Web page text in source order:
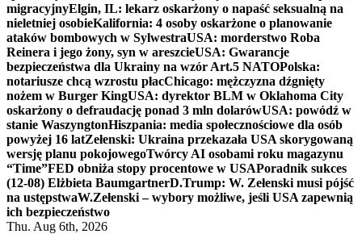
migracyjnyElgin, IL: lekarz oskarżony o napaść seksualną na
nieletniej osobieKalifornia: 4 osoby oskarżone o planowanie
ataków bombowych w SylwestraUSA: morderstwo Roba
Reinera i jego żony, syn w areszcieUSA: Gwarancje
bezpieczeństwa dla Ukrainy na wzór Art.5 NATOPolska:
notariusze chcą wzrostu płacChicago: mężczyzna dźgnięty
nożem w Burger KingUSA: dyrektor BLM w Oklahoma City
oskarżony o defraudację ponad 3 mln dolarówUSA: powódź w
stanie WaszyngtonHiszpania: media społecznościowe dla osób
powyżej 16 latZełenski: Ukraina przekazała USA skorygowaną
wersję planu pokojowegoTwórcy AI osobami roku magazynu
“Time”FED obniża stopy procentowe w USAPoradnik sukces
(12-08) Elżbieta BaumgartnerD.Trump: W. Zełenski musi pójść
na ustępstwaW.Zełenski – wybory możliwe, jeśli USA zapewnią
ich bezpieczeństwo
Thu. Aug 6th, 2026